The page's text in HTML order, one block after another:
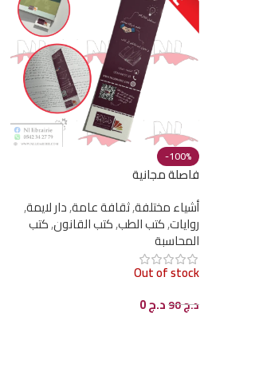
-100%
فاصلة مجانية
أشياء مختلفة,ثقافة عامة,دار لايمة,
روايات,كتب الطب,كتب القانون,كتب
المحاسبة
Out of stock
د.ج90 د.ج